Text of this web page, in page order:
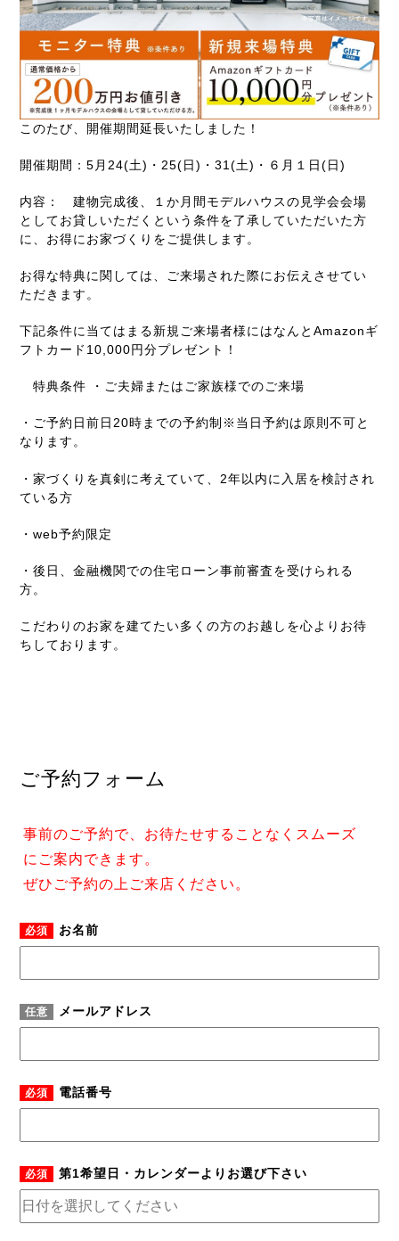
このたび、開催期間延長いたしました！
開催期間：5月24(土)・25(日)・31(土)・６月１日(日)
内容： 建物完成後、１か月間モデルハウスの見学会会場
としてお貸しいただくという条件を了承していただいた方
に、お得にお家づくりをご提供します。
お得な特典に関しては、ご来場された際にお伝えさせてい
ただきます。
下記条件に当てはまる新規ご来場者様にはなんとAmazonギ
フトカード10,000円分プレゼント！
特典条件 ・ご夫婦またはご家族様でのご来場
・ご予約日前日20時までの予約制※当日予約は原則不可と
なります。
・家づくりを真剣に考えていて、2年以内に入居を検討され
ている方
・web予約限定
・後日、金融機関での住宅ローン事前審査を受けられる
方。
こだわりのお家を建てたい多くの方のお越しを心よりお待
ちしております。
ご予約フォーム
事前のご予約で、お待たせすることなくスムーズ
にご案内できます。
ぜひご予約の上ご来店ください。
必須 お名前
任意 メールアドレス
必須 電話番号
必須 第1希望日・カレンダーよりお選び下さい